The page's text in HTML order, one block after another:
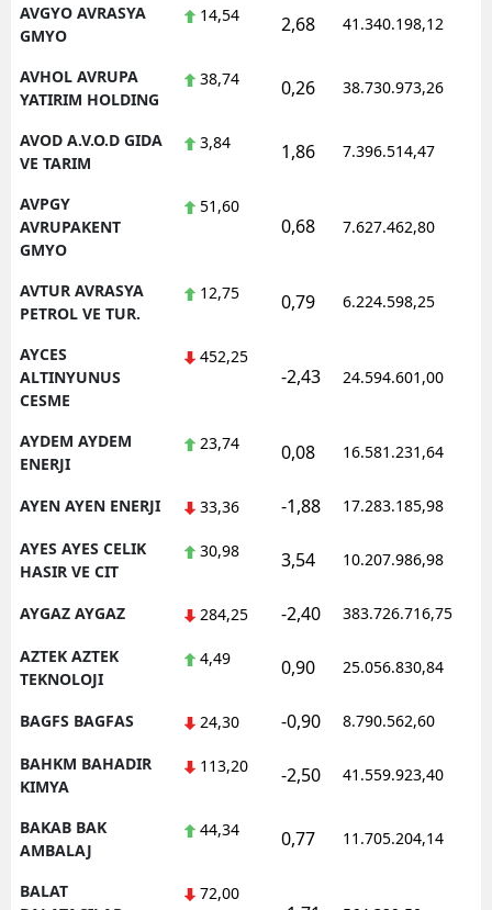
AVGYO AVRASYA
GMYO
14,54 2,68 41.340.198,12
AVHOL AVRUPA
YATIRIM HOLDING
38,74 0,26 38.730.973,26
AVOD A.V.O.D GIDA
VE TARIM
3,84 1,86 7.396.514,47
AVPGY
AVRUPAKENT
GMYO
51,60
0,68 7.627.462,80
AVTUR AVRASYA
PETROL VE TUR.
12,75 0,79 6.224.598,25
AYCES
ALTINYUNUS
CESME
452,25
-2,43 24.594.601,00
AYDEM AYDEM
ENERJI
23,74 0,08 16.581.231,64
AYEN AYEN ENERJI 33,36 -1,88 17.283.185,98
AYES AYES CELIK
HASIR VE CIT
30,98 3,54 10.207.986,98
AYGAZ AYGAZ 284,25 -2,40 383.726.716,75
AZTEK AZTEK
TEKNOLOJI
4,49 0,90 25.056.830,84
BAGFS BAGFAS 24,30 -0,90 8.790.562,60
BAHKM BAHADIR
KIMYA
113,20 -2,50 41.559.923,40
BAKAB BAK
AMBALAJ
44,34 0,77 11.705.204,14
BALAT
72,00